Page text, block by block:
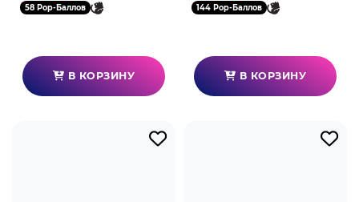
58 Pop-Баллов
В КОРЗИНУ
144 Pop-Баллов
В КОРЗИНУ